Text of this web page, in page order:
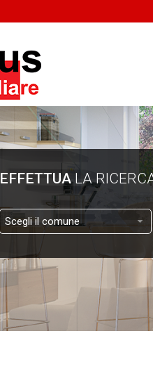
EFFETTUALA
Scegli il comune